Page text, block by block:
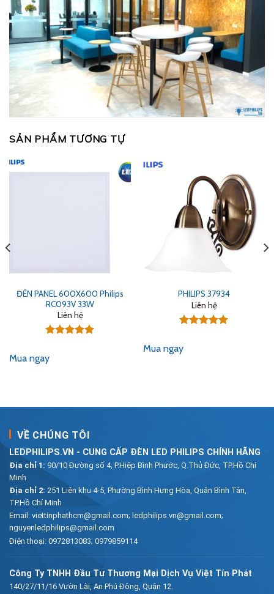
SẢN PHẨM TƯƠNG TỰ
ĐÈN PANEL 600X600 Philips
RC093V 33W
Liên hệ
5 sao
Mua ngay
PHILIPS 37934
Liên hệ
5 sao
Mua ngay
VỀ CHÚNG TÔI
LEDPHILIPS.VN - CUNG CẤP ĐÈN LED PHILIPS CHÍNH HÃNG
Địa chỉ 1: 90/10 Đường số 4, P.Hiệp Bình Phước, Q.Thủ Đức, TP.Hồ Chí
Minh
Địa chỉ 2: 251 Liên khu 4-5, Phường Bình Hưng Hòa, Quận Bình Tân,
TP.Hồ Chí Minh
Email: viettinphathcm@gmail.com; ledphilips.vn@gmail.com;
nguyenledphilips@gmail.com
Điện thoại: 0972813083; 0979859114
Công Ty TNHH Đầu Tư Thương Mại Dịch Vụ Việt Tín Phát
140/27/11/16 Vườn Lài, An Phú Đông, Quận 12.